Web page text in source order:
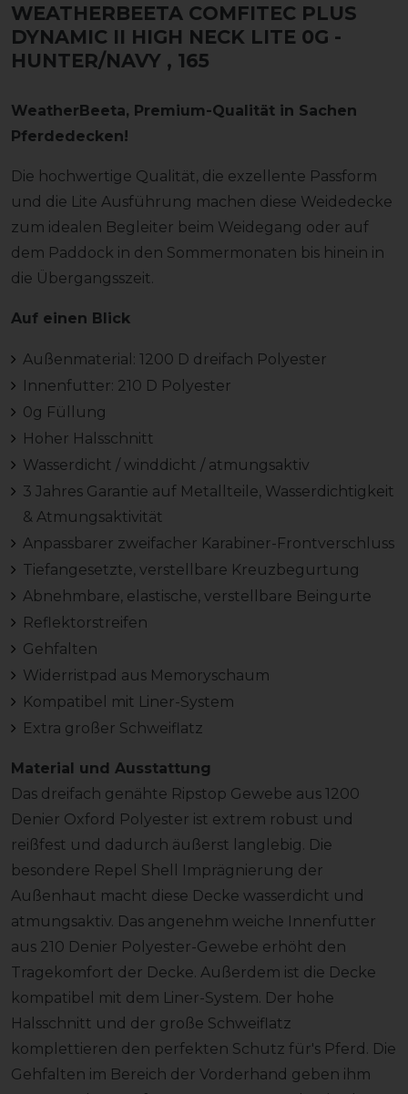
WEATHERBEETA COMFITEC PLUS
DYNAMIC II HIGH NECK LITE 0G -
HUNTER/NAVY , 165
WeatherBeeta, Premium-Qualität in Sachen
Pferdedecken!
Die hochwertige Qualität, die exzellente Passform
und die Lite Ausführung machen diese Weidedecke
zum idealen Begleiter beim Weidegang oder auf
dem Paddock in den Sommermonaten bis hinein in
die Übergangsszeit.
Auf einen Blick
Außenmaterial: 1200 D dreifach Polyester
Innenfutter: 210 D Polyester
0g Füllung
Hoher Halsschnitt
Wasserdicht / winddicht / atmungsaktiv
3 Jahres Garantie auf Metallteile, Wasserdichtigkeit
& Atmungsaktivität
Anpassbarer zweifacher Karabiner-Frontverschluss
Tiefangesetzte, verstellbare Kreuzbegurtung
Abnehmbare, elastische, verstellbare Beingurte
Reflektorstreifen
Gehfalten
Widerristpad aus Memoryschaum
Kompatibel mit Liner-System
Extra großer Schweiflatz
Material und Ausstattung
Das dreifach genähte Ripstop Gewebe aus 1200
Denier Oxford Polyester ist extrem robust und
reißfest und dadurch äußerst langlebig. Die
besondere Repel Shell Imprägnierung der
Außenhaut macht diese Decke wasserdicht und
atmungsaktiv. Das angenehm weiche Innenfutter
aus 210 Denier Polyester-Gewebe erhöht den
Tragekomfort der Decke. Außerdem ist die Decke
kompatibel mit dem Liner-System. Der hohe
Halsschnitt und der große Schweiflatz
komplettieren den perfekten Schutz für's Pferd. Die
Gehfalten im Bereich der Vorderhand geben ihm